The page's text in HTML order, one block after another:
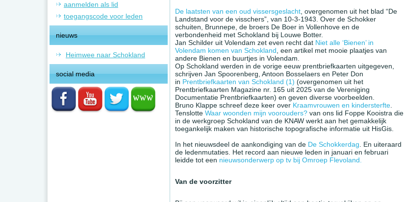
aanmelden als lid
toegangscode voor leden
nieuws
Heimwee naar Schokland
social media
De laatsten van een oud vissersgeslacht , overgenomen uit het blad “De
Landstand voor de visschers”, van 10-3-1943. Over de Schokker
schuiten, Brunnepe, de broers De Boer in Vollenhove en de
verbondenheid met Schokland bij Louwe Botter.
Jan Schilder uit Volendam zet even recht dat Niet alle ‘Bienen’ in
Volendam komen van Schokland , een artikel met mooie plaatjes van
andere Bienen en buurtjes in Volendam.
Op Schokland werden in de vorige eeuw prentbriefkaarten uitgegeven,
schrijven Jan Spoorenberg, Antoon Bosselaers en Peter Don
in Prentbriefkaarten van Schokland (1) (overgenomen uit het
Prentbriefkaarten Magazine nr. 165 uit 2025 van de Vereniging
Documentatie Prentbriefkaarten) en geven diverse voorbeelden.
Bruno Klappe schreef deze keer over Kraamvrouwen en kindersterfte
Tenslotte Waar woonden mijn voorouders? van ons lid Foppe Kooistra die
in de werkgroep Schokland van de KNAW werkt aan het gemakkelijk
toegankelijk maken van historische topografische informatie uit HisGis.
In het nieuwsdeel de aankondiging van de De Schokkerdag . En uiteraard
de ledenmutaties. Het record aan nieuwe leden in januari en februari
leidde tot een nieuwsonderwerp op tv bij Omroep Flevoland.
Van de voorzitter